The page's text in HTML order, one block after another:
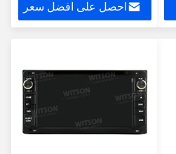
احصل على افضل سعر